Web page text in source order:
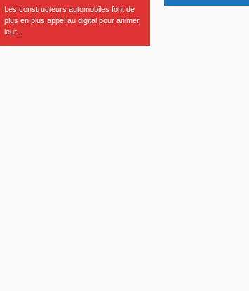
Les constructeurs automobiles font de
plus en plus appel au digital pour animer
leur...